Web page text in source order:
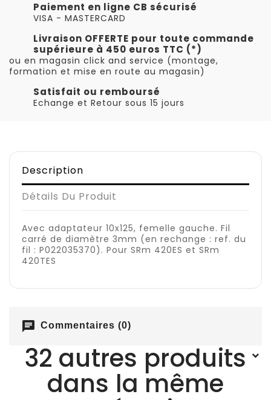
Paiement en ligne CB sécurisé
VISA - MASTERCARD
Livraison OFFERTE pour toute commande
supérieure à 450 euros TTC (*)
ou en magasin click and service (montage,
formation et mise en route au magasin)
Satisfait ou remboursé
Echange et Retour sous 15 jours
Description
Détails Du Produit
Avec adaptateur 10x125, femelle gauche. Fil
carré de diamètre 3mm (en rechange : ref. du
fil : P022035370). Pour SRm 420ES et SRm
420TES
chat Commentaires (0)
32 autres produits
dans la même